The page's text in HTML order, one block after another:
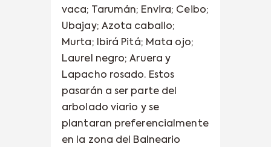
vaca; Tarumán; Envira; Ceibo;
Ubajay; Azota caballo;
Murta; Ibirá Pitá; Mata ojo;
Laurel negro; Aruera y
Lapacho rosado. Estos
pasarán a ser parte del
arbolado viario y se
plantaran preferencialmente
en la zona del Balneario